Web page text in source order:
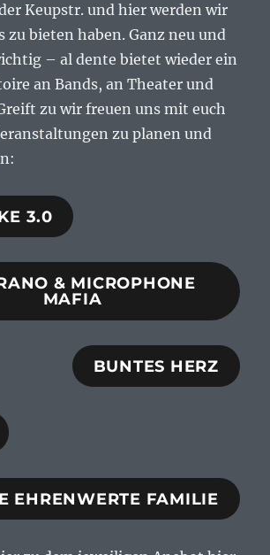
Keupstr. und hier werden wir
zu bieten haben. Ganz neu und
– al dente bietet wieder ein
an Bands, an Theater und
zu wir freuen uns mit euch
zu planen und
3.0
& MICROPHONE
MAFIA
BUNTES HERZ
EHRENWERTE FAMILIE